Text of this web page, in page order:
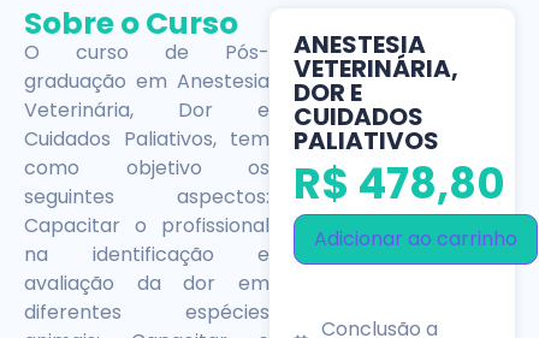
Sobre o Curso
O curso de Pós-
graduação em Anestesia
Veterinária, Dor e
Cuidados Paliativos, tem
como objetivo os
seguintes aspectos:
Capacitar o profissional
na identificação e
avaliação da dor em
diferentes espécies
ANESTESIA
VETERINÁRIA,
DOR E
CUIDADOS
PALIATIVOS
R$ 478,80
Adicionar ao carrinho
Conclusão a